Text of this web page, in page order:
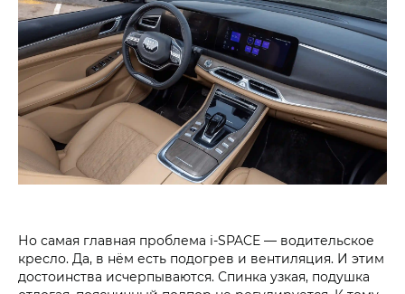
Но самая главная проблема i‑SPACE — водительское
кресло. Да, в нём есть подогрев и вентиляция. И этим
достоинства исчерпываются. Спинка узкая, подушка